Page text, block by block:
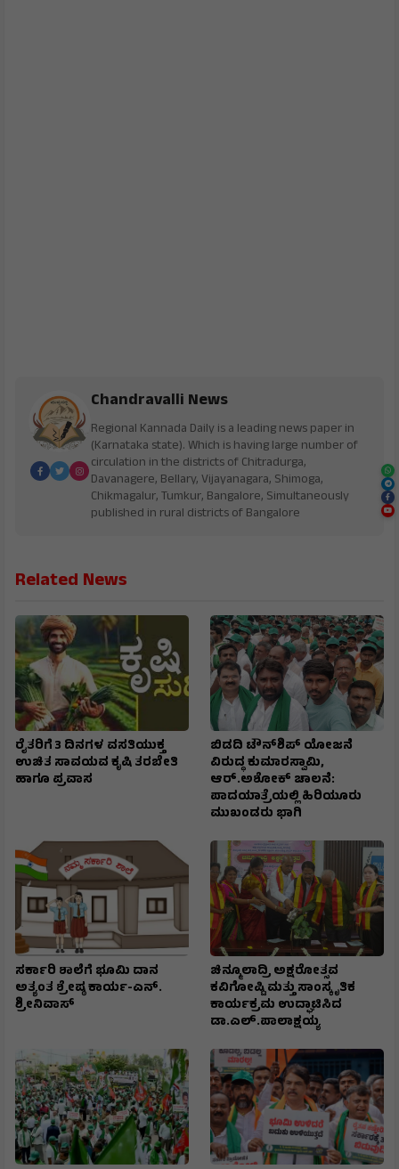
Chandravalli News
Regional Kannada Daily is a leading news paper in
(Karnataka state). Which is having large number of
circulation in the districts of Chitradurga,
Davanagere, Bellary, Vijayanagara, Shimoga,
Chikmagalur, Tumkur, Bangalore, Simultaneously
published in rural districts of Bangalore
Related News
ರೈತರಿಗೆ 3 ದಿನಗಳ ವಸತಿಯುಕ್ತ
ಉಚಿತ ಸಾವಯವ ಕೃಷಿ ತರಬೇತಿ
ಹಾಗೂ ಪ್ರವಾಸ
ಬಿಡದಿ ಟೌನ್‌ಶಿಪ್‌ ಯೋಜನೆ
ವಿರುದ್ಧ ಕುಮಾರಸ್ವಾಮಿ,
ಆರ್.ಅಶೋಕ್ ಚಾಲನೆ:
ಪಾದಯಾತ್ರೆಯಲ್ಲಿ ಹಿರಿಯೂರು
ಮುಖಂಡರು ಭಾಗಿ
ಸರ್ಕಾರಿ ಶಾಲೆಗೆ ಭೂಮಿ ದಾನ
ಅತ್ಯಂತ ಶ್ರೇಷ್ಠ ಕಾರ್ಯ-ಎನ್.
ಶ್ರೀನಿವಾಸ್
ಚಿನ್ಮೂಲಾದ್ರಿ ಅಕ್ಷರೋತ್ಸವ
ಕವಿಗೋಷ್ಟಿ ಮತ್ತು ಸಾಂಸ್ಕೃತಿಕ
ಕಾರ್ಯಕ್ರಮ ಉದ್ಘಾಟಿಸಿದ
ಡಾ.ಎಲ್.ಪಾಲಾಕ್ಷಯ್ಯ